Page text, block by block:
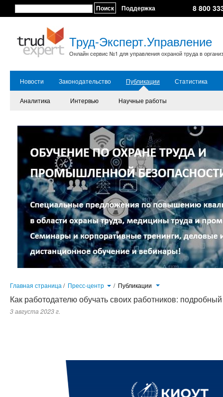
Поиск Поддержка 8 800
Труд-Эксперт.Управление
Онлайн сервис №1 для управления охраной труда в
Новости Законодательство Публикации Статистика
Аналитика Интервью Научные работы
Главная страница / Пресс-центр / Публикации
Как работодателю обучать своих работников:
3 августа 2023 г.